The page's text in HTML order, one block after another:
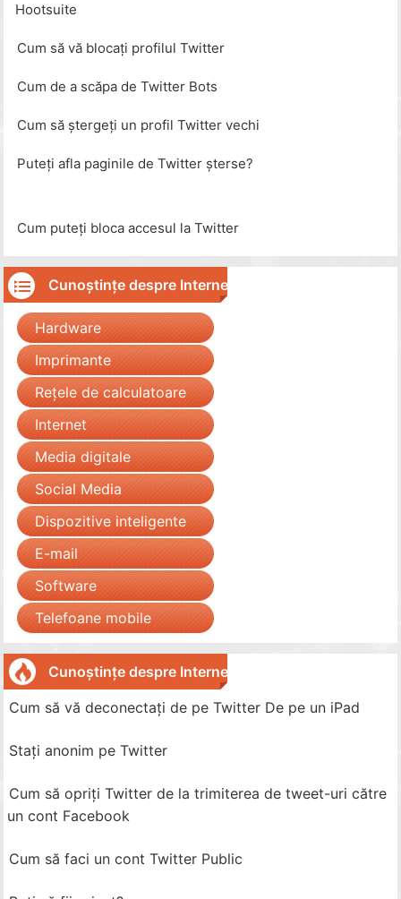
Hootsuite
Cum să vă blocați profilul Twitter
Cum de a scăpa de Twitter Bots
Cum să ștergeți un profil Twitter vechi
Puteți afla paginile de Twitter șterse?
Cum puteți bloca accesul la Twitter
Cunoștințe despre Internet
Hardware
Imprimante
Rețele de calculatoare
Internet
Media digitale
Social Media
Dispozitive inteligente
E-mail
Software
Telefoane mobile
Cunoștințe despre Internet
Cum să vă deconectați de pe Twitter De pe un iPad
Stați anonim pe Twitter
Cum să opriți Twitter de la trimiterea de tweet-uri către
un cont Facebook
Cum să faci un cont Twitter Public